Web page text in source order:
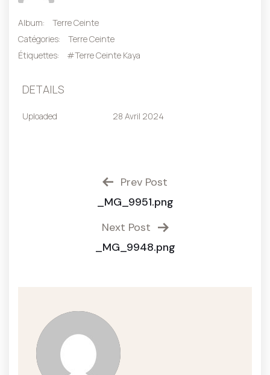
Album:
Terre Ceinte
Catégories:
Terre Ceinte
Étiquettes:
#Terre Ceinte Kaya
DETAILS
Uploaded 28 Avril 2024
Prev Post
_MG_9951.png
Next Post
_MG_9948.png